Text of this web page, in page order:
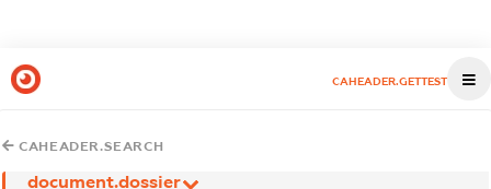
CAHEADER.GETTEST
CAHEADER.SEARCH
document.dossier